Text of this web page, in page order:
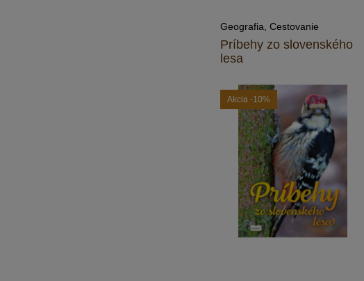
Geografia, Cestovanie
Príbehy zo slovenského
lesa
Akcia -10%